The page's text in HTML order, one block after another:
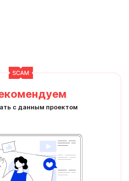
с данным проектом